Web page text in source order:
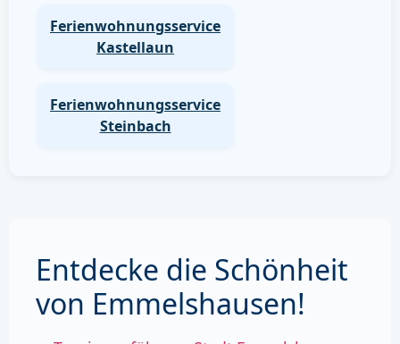
Ferienwohnungsservice
Kastellaun
Ferienwohnungsservice
Steinbach
Entdecke die Schönheit
von Emmelshausen!